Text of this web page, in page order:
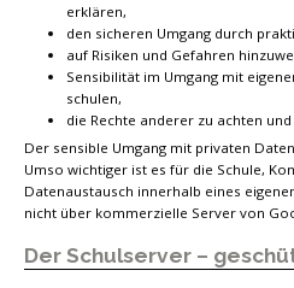
erklären,
den sicheren Umgang durch
auf Risiken und Gefahren
Sensibilität im Umgang mit
schulen,
die Rechte anderer zu achten
Der sensible Umgang mit privaten
Umso wichtiger ist es für die Schule,
Datenaustausch innerhalb eines
nicht über kommerzielle Server von
Der Schulserver –